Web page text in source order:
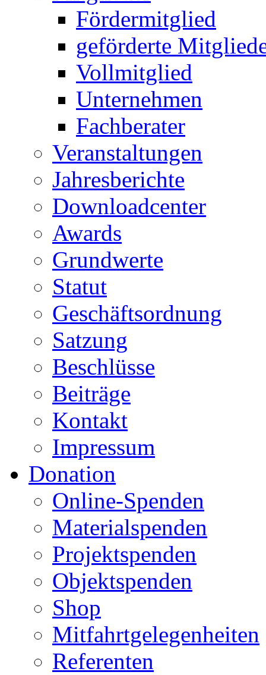
Fördermitglied
geförderte
Vollmitglied
Unternehmen
Fachberater
Veranstaltungen
Jahresberichte
Downloadcenter
Awards
Grundwerte
Statut
Geschäftsordnung
Satzung
Beschlüsse
Beiträge
Kontakt
Impressum
Donation
Online-Spenden
Materialspenden
Projektspenden
Objektspenden
Shop
Mitfahrtgelegenheiten
Referenten